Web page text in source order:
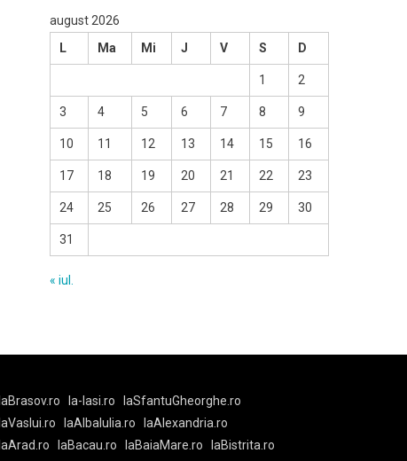
august 2026
L
Ma Mi J V S D
1 2
3 4 5 6 7 8 9
10 11 12 13 14 15 16
17 18 19 20 21 22 23
24 25 26 27 28 29 30
31
« iul.
laBrasov.ro la-Iasi.ro
laSfantuGheorghe.ro
laVaslui.ro
laAlbaIulia.ro
laAlexandria.ro
laArad.ro
laBacau.ro laBaiaMare.ro
laBistrita.ro